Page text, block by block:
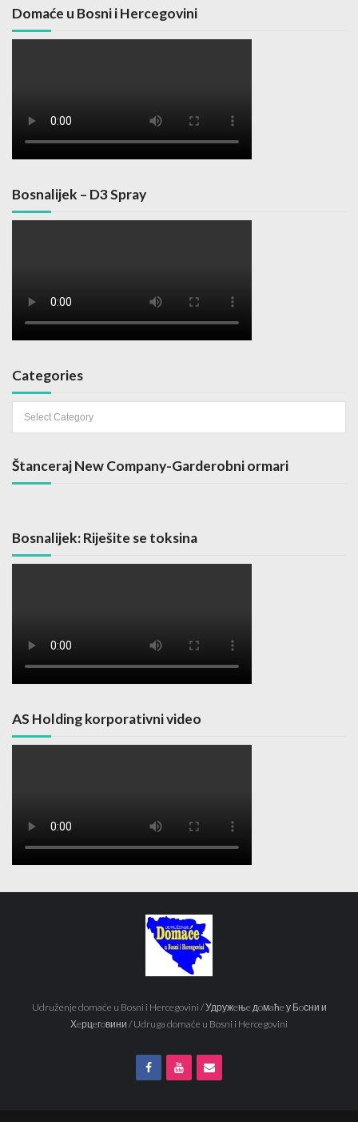
Domaće u Bosni i Hercegovini
Bosnalijek – D3 Spray
Categories
Štanceraj New Company-Garderobni ormari
Bosnalijek: Riješite se toksina
AS Holding korporativni video
Udruženje domaće u Bosni i Hercegovini / Удружeњe дoмaћe у Бoсни и
Хeрцeгoвини / Udruga domaće u Bosni i Hercegovini